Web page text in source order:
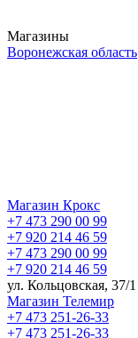
Магазины
Воронежская область
Магазин Крокс
+7 473 290 00 99
+7 920 214 46 59
+7 473 290 00 99
+7 920 214 46 59
ул. Кольцовская, 37/1
Магазин Телемир
+7 473 251-26-33
+7 473 251-26-33